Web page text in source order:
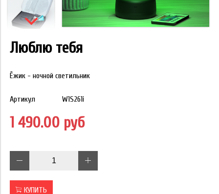
Люблю тебя
Ёжик - ночной светильник
Артикул W1S261i
1 490.00 руб
КУПИТЬ